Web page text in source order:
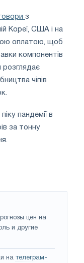
з
Кореї, США і на
оплатою, щоб
компонентів
розглядає
чіпів
пандемії в
за тонну
цен на
и другие
на телеграм-